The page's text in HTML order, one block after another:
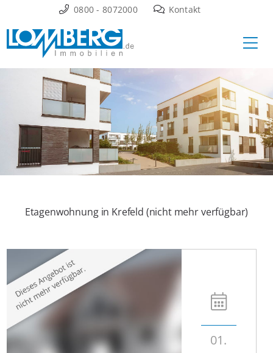
Inhalt
springen
0800 - 8072000 Kontakt
Etagenwohnung in Krefeld (nicht mehr verfügbar)
01.